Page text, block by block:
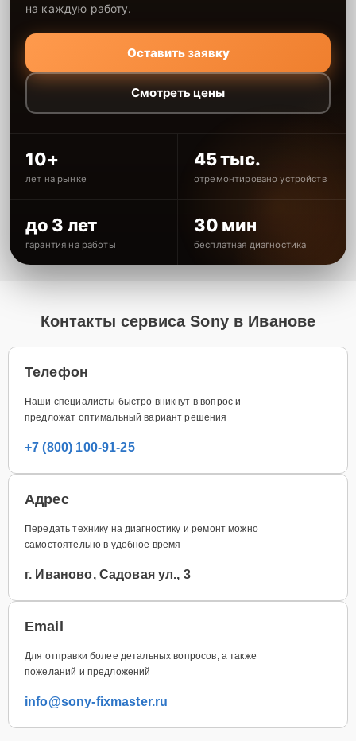
на каждую работу.
Оставить заявку
Смотреть цены
10+
лет на рынке
45 тыс.
отремонтировано устройств
до 3 лет
гарантия на работы
30 мин
бесплатная диагностика
Контакты сервиса Sony в Иванове
Телефон
Наши специалисты быстро вникнут в вопрос и
предложат оптимальный вариант решения
+7 (800) 100-91-25
Адрес
Передать технику на диагностику и ремонт можно
самостоятельно в удобное время
г. Иваново, Садовая ул., 3
Email
Для отправки более детальных вопросов, а также
пожеланий и предложений
info@sony-fixmaster.ru